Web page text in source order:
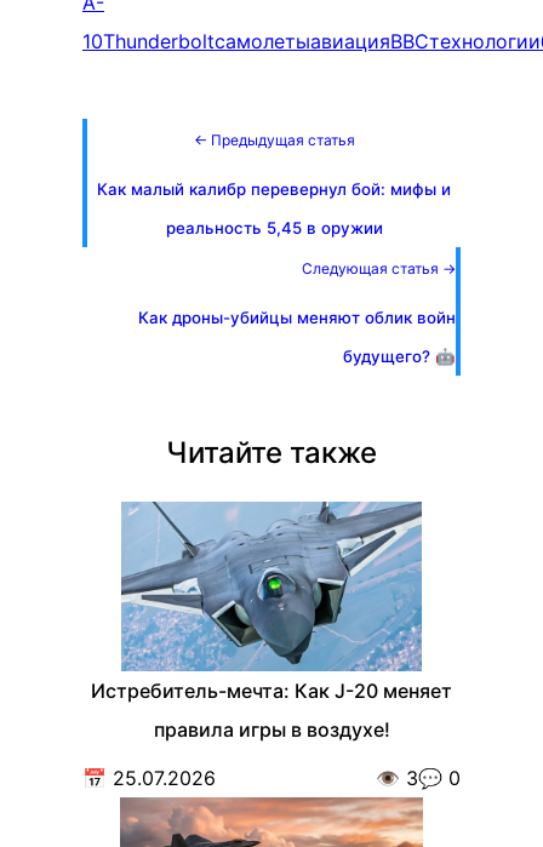
10ThunderboltсамолетыавиацияВВСтехнологии
← Предыдущая статья
Как малый калибр перевернул бой: мифы и
реальность 5,45 в оружии
Следующая статья →
Как дроны-убийцы меняют облик войн
будущего? 🤖
Читайте также
Истребитель-мечта: Как J-20 меняет
правила игры в воздухе!
📅 25.07.2026 👁️ 3💬 0